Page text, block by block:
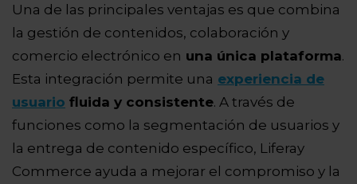
Una de las principales ventajas es que combina
la gestión de contenidos, colaboración y
comercio electrónico en una única plataforma.
Esta integración permite una experiencia de
usuario fluida y consistente. A través de
funciones como la segmentación de usuarios y
la entrega de contenido específico, Liferay
Commerce ayuda a mejorar el compromiso y la